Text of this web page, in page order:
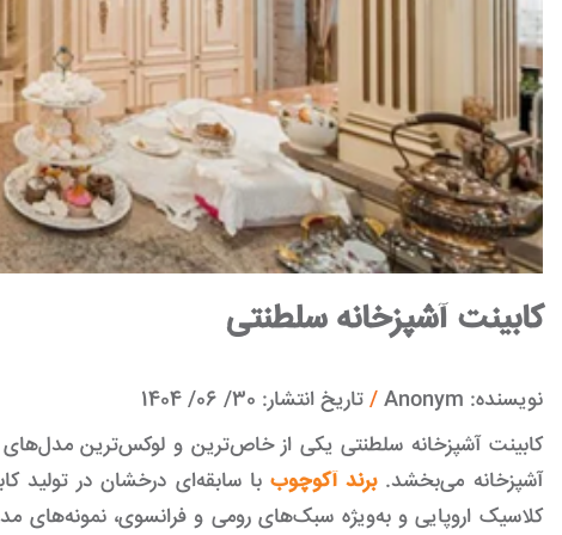
کابینت آشپزخانه سلطنتی
نویسنده: Anonym
/تاریخ انتشار: 30/ 06/ 1404
کابینت آشپزخانه سلطنتی یکی از خاص‌ترین و لوکس‌ترین
آشپزخانه می‌بخشد.برند آکوچوببا سابقه‌ای درخشان در تولید
کلاسیک اروپایی و به‌ویژه سبک‌های رومی و فرانسوی، نمونه‌های